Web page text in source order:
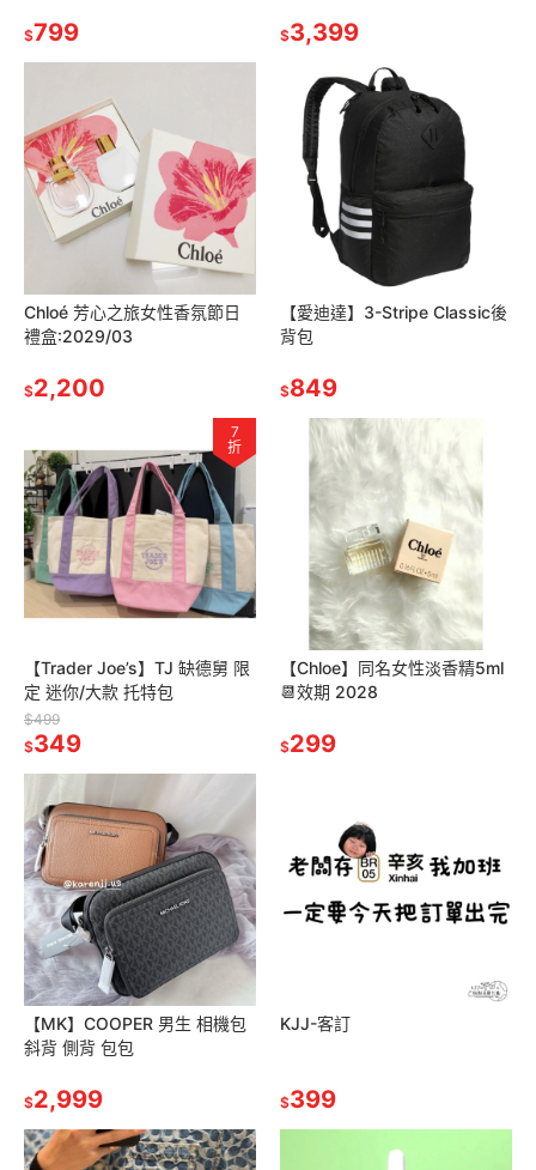
$799 $3,399
Chloé 芳心之旅女性香氛節日
禮盒:2029/03
$2,200
【愛迪達】3-Stripe Classic後
背包
$849
7
折
【Trader Joe’s】TJ 缺德舅 限
定 迷你/大款 托特包
$499
$349
【Chloe】同名女性淡香精5ml
📆效期 2028
$299
【MK】COOPER 男生 相機包
斜背 側背 包包
$2,999
KJJ-客訂
$399